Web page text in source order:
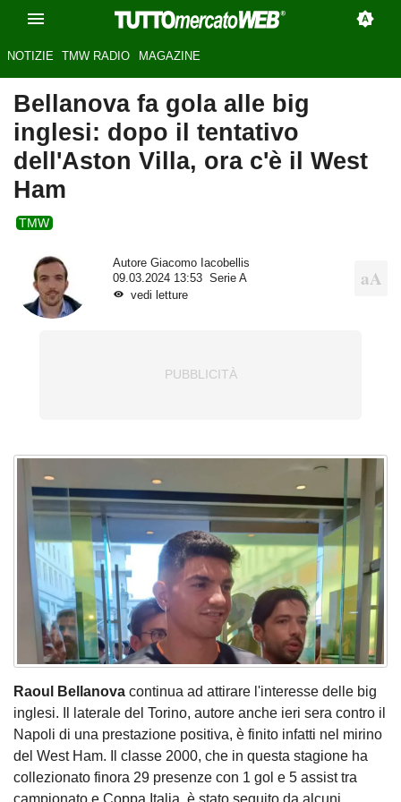
NOTIZIE TMW RADIO MAGAZINE
Bellanova fa gola alle big
inglesi: dopo il tentativo
dell'Aston Villa, ora c'è il West
Ham
TMW
Autore Giacomo Iacobellis
09.03.2024 13:53
Serie A
vedi letture
Raoul Bellanova continua ad attirare l'interesse delle big
inglesi. Il laterale del Torino, autore anche ieri sera contro il
Napoli di una prestazione positiva, è finito infatti nel mirino
del West Ham. Il classe 2000, che in questa stagione ha
collezionato finora 29 presenze con 1 gol e 5 assist tra
campionato e Coppa Italia, è stato seguito da alcuni